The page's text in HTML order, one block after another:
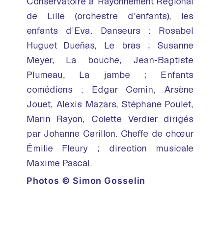
de Lille (orchestre d’enfants), les
enfants d’Eva. Danseurs : Rosabel
Huguet Dueñas, Le bras ; Susanne
Meyer, La bouche, Jean-Baptiste
Plumeau, La jambe ; Enfants
comédiens : Edgar Cemin, Arsène
Jouet, Alexis Mazars, Stéphane Poulet,
Marin Rayon, Colette Verdier dirigés
par Johanne Carillon. Cheffe de chœur
Émilie Fleury ; direction musicale
Maxime Pascal.
Photos © Simon Gosselin